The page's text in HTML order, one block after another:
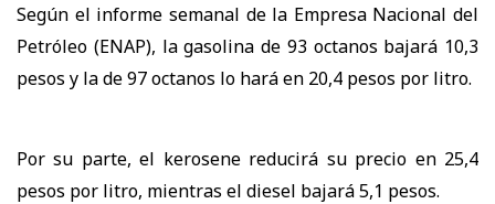
Según el informe semanal de la Empresa Nacional del
Petróleo (ENAP), la gasolina de 93 octanos bajará 10,3
pesos y la de 97 octanos lo hará en 20,4 pesos por litro.
Por su parte, el kerosene reducirá su precio en 25,4
pesos por litro, mientras el diesel bajará 5,1 pesos.